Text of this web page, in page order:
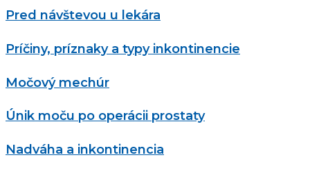
Pred návštevou u lekára
Príčiny, príznaky a typy inkontinencie
Močový mechúr
Únik moču po operácii prostaty
Nadváha a inkontinencia